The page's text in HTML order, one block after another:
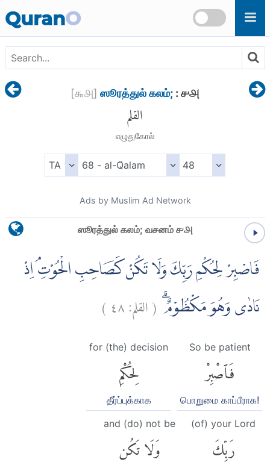
QuranO
[௬௮] ஸூரத்துல் கலம்; : ௪௮
القلم
எழுதுகோல்
Ads by Muslim Ad Network
ஸூரத்துல் கலம்; வசனம் ௪௮
فَاصْبِرْ لِحُكْمِ رَبِّكَ وَلَا تَكُنْ كَصَاحِبِ الْحُوْتِۘ اِذْ
نَادٰى وَهُوَ مَكْظُوْمٌۗ (القلم:٤٨)
So be patient
فَٱصْبِرْ
பொறுமை காப்பீராக!
for (the) decision
لِحُكْمِ
தீர்ப்புக்காக
(of) your Lord
رَبِّكَ
and (do) not be
وَلَا تَكُن